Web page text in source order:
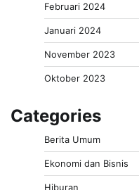
Februari 2024
Januari 2024
November 2023
Oktober 2023
Categories
Berita Umum
Ekonomi dan Bisnis
Hiburan